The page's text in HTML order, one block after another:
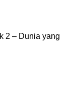
2 – Dunia yang